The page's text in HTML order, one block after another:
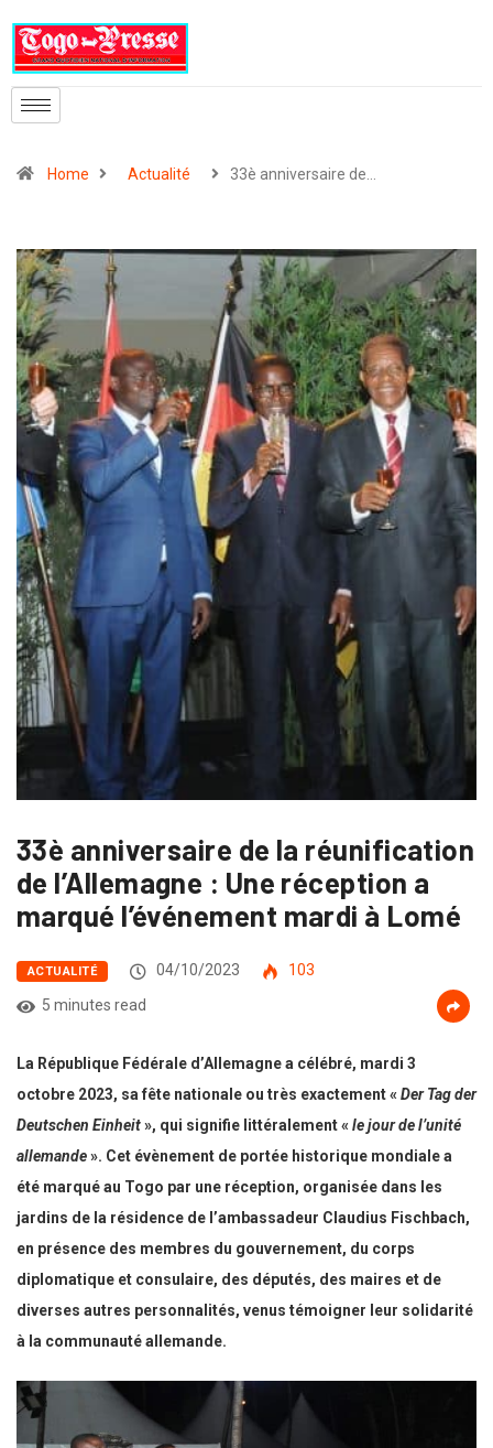
Home Actualité 33è anniversaire de…
33è anniversaire de la réunification
de l’Allemagne : Une réception a
marqué l’événement mardi à Lomé
ACTUALITÉ 04/10/2023
103
5 minutes read
La République Fédérale d’Allemagne a célébré, mardi 3
octobre 2023, sa fête nationale ou très exactement «Der Tag der
Deutschen Einheit», qui signifie littéralement «le jour de l’unité
allemande». Cet évènement de portée historique mondiale a
été marqué au Togo par une réception, organisée dans les
jardins de la résidence de l’ambassadeur Claudius Fischbach,
en présence des membres du gouvernement, du corps
diplomatique et consulaire, des députés, des maires et de
diverses autres personnalités, venus témoigner leur solidarité
à la communauté allemande.